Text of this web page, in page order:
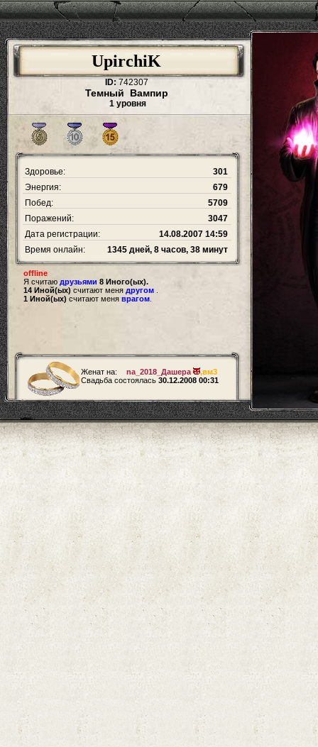
UpirchiK
ID: 742307
Темный Вампир
1 уровня
Здоровье:
301
Энергия:
679
Побед:
5709
Поражений:
3047
Дата регистрации:
14.08.2007 14:59
Время онлайн:
1345 дней, 8 часов, 38 минут
offline
Я считаю друзьями 8 Иного(ых).
14 Иной(ых) считают меня другом
1 Иной(ых) считают меня врагом
Женат на: na_2018_Дашера ,вм3
Свадьба состоялась 30.12.2008 00:31